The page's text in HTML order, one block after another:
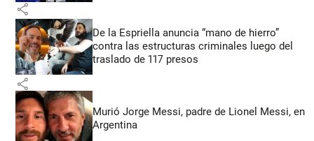
share
De la Espriella anuncia “mano de hierro”
contra las estructuras criminales luego del
traslado de 117 presos
share
Murió Jorge Messi, padre de Lionel Messi, en
Argentina